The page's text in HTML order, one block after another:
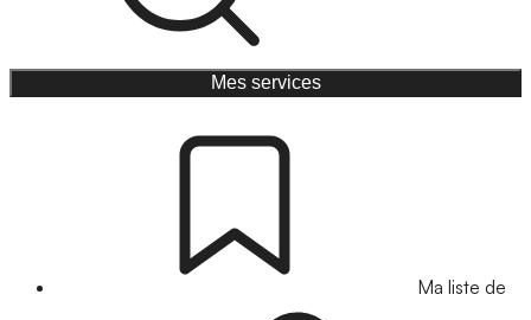
Mes services
Ma liste de